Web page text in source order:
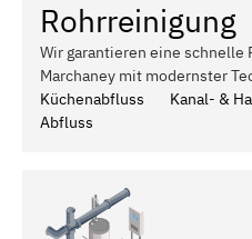
Rohrreinigung
Wir garantieren eine schnelle
Marchaney mit modernster
Küchenabfluss
Kanal- &
Abfluss